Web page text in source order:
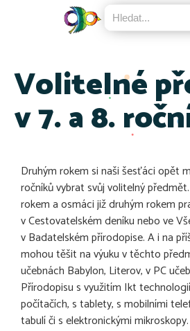
Volitelné
v 7. a 8.
Druhým rokem si naši šesťáci opět
ročníků vybrat svůj volitelný
rokem a osmáci již druhým rokem
v Cestovatelském deníku nebo ve
v Badatelském přírodopise. A i na
mohou těšit na výuku v těchto
učebnách Babylon, Literov, v PC
Přírodopisu s využitím Ikt
počítačích, s tablety, s mobilními
tabulí či s elektronickými mikroskopy.